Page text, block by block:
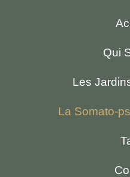
Qui
Les
La Somato-